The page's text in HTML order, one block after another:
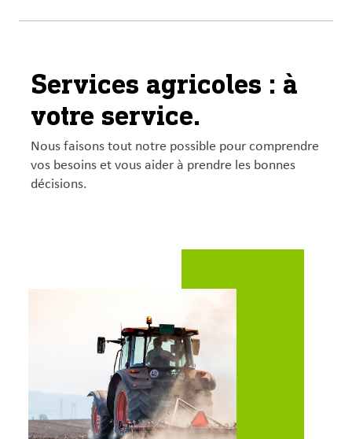
EN SAVOIR PLUS
Services agricoles : à
votre service.
Nous faisons tout notre possible pour comprendre
vos besoins et vous aider à prendre les bonnes
décisions.